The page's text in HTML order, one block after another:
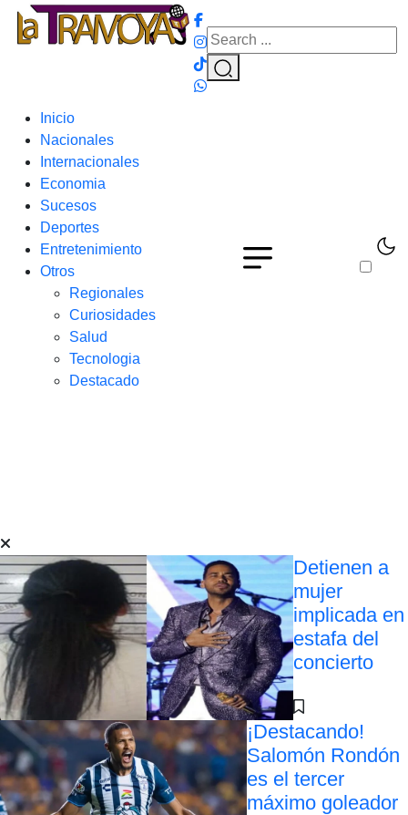
Inicio
Nacionales
Internacionales
Economia
Sucesos
Deportes
Entretenimiento
Otros
Regionales
Curiosidades
Salud
Tecnologia
Destacado
Detienen a
mujer
implicada en
estafa del
concierto
¡Destacando!
Salomón Rondón
es el tercer
máximo goleador